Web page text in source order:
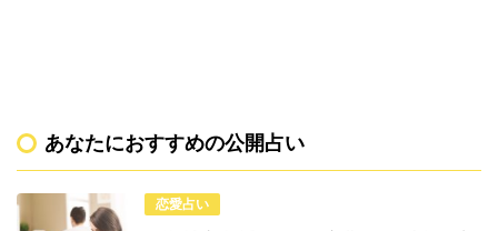
あなたにおすすめの公開占い
恋愛占い